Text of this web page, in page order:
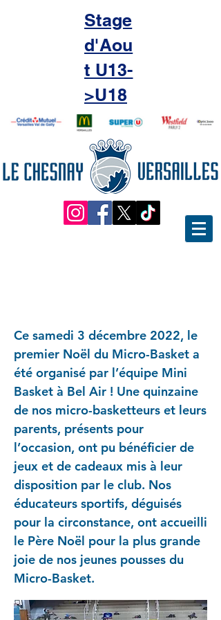
Stage
d'Aou
t U13-
>U18
Ce samedi 3 décembre 2022, le
premier Noël du Micro-Basket a
été organisé par l’équipe Mini
Basket à Bel Air ! Une quinzaine
de nos micro-basketteurs et leurs
parents, présents pour
l’occasion, ont pu bénéficier de
jeux et de cadeaux mis à leur
disposition par le club. Nos
éducateurs sportifs, déguisés
pour la circonstance, ont accueilli
le Père Noël pour la plus grande
joie de nos jeunes pousses du
Micro-Basket.